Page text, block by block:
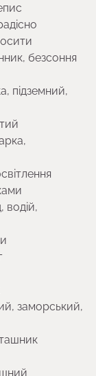
безсоння
підземний,
водій,
заморський,